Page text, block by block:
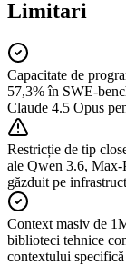
Limitari
Capacitate de
57,3% în SWE-
Claude 4.5 Opus
Restricție de tip
ale Qwen 3.6, Max-
găzduit pe
Context masiv de
biblioteci tehnice
contextului